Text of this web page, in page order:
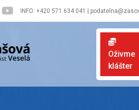
INFO: +420 571 634 041 |
Oživme
klášter